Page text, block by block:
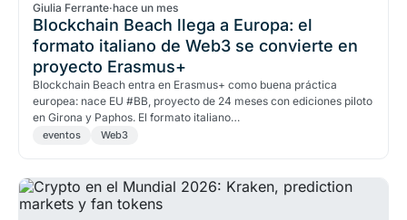
Giulia Ferrante·hace un mes
Blockchain Beach llega a Europa: el
formato italiano de Web3 se convierte en
proyecto Erasmus+
Blockchain Beach entra en Erasmus+ como buena práctica
europea: nace EU #BB, proyecto de 24 meses con ediciones piloto
en Girona y Paphos. El formato italiano…
eventos Web3